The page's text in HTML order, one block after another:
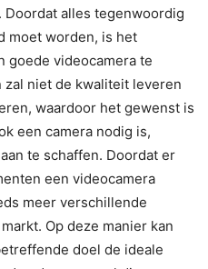
. Doordat alles tegenwoordig
moet worden, is het
goede videocamera te
niet de kwaliteit leveren
waardoor het gewenst is
een camera nodig is,
te schaffen. Doordat er
een videocamera
meer verschillende
Op deze manier kan
doel de ideale